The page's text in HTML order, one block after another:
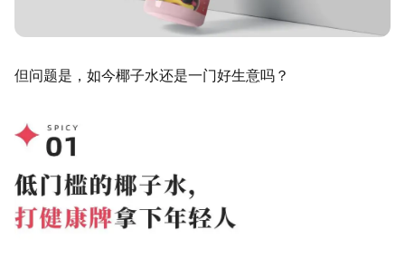
但问题是，如今椰子水还是一门好生意吗？